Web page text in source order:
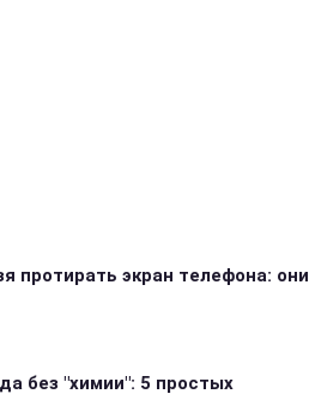
протирать экран телефона: они
без "химии": 5 простых